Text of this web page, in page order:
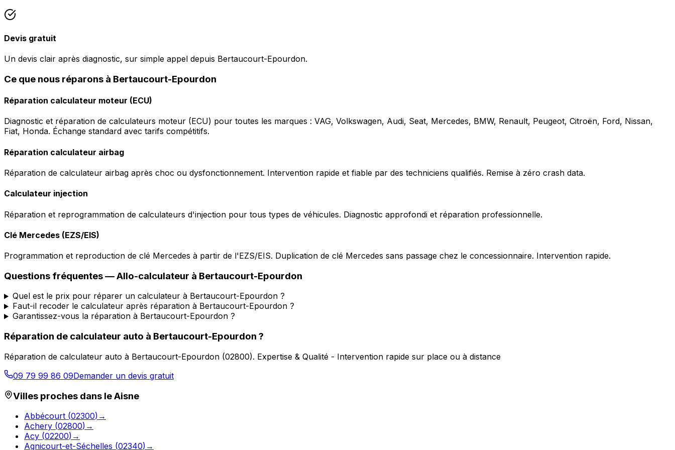
Devis gratuit
Un devis clair après diagnostic, sur simple appel depuis Bertaucourt-Epourdon.
Ce que nous réparons à Bertaucourt-Epourdon
Réparation calculateur moteur (ECU)
Diagnostic et réparation de calculateurs moteur (ECU) pour toutes les marques : VAG, Volkswagen, Audi, Seat, Mercedes, BMW, Renault, Peugeot, Citroën, Ford, Nissan,
Fiat, Honda. Échange standard avec tarifs compétitifs.
Réparation calculateur airbag
Réparation de calculateur airbag après choc ou dysfonctionnement. Intervention rapide et fiable par des techniciens qualifiés. Remise à zéro crash data.
Calculateur injection
Réparation et reprogrammation de calculateurs d'injection pour tous types de véhicules. Diagnostic approfondi et réparation professionnelle.
Clé Mercedes (EZS/EIS)
Programmation et reproduction de clé Mercedes à partir de l'EZS/EIS. Duplication de clé Mercedes sans passage chez le concessionnaire. Intervention rapide.
Questions fréquentes —Allo-calculateur à Bertaucourt-Epourdon
Quel est le prix pour réparer un calculateur à Bertaucourt-Epourdon ?
Faut-il recoder le calculateur après réparation à Bertaucourt-Epourdon ?
Garantissez-vous la réparation à Bertaucourt-Epourdon ?
Réparation de calculateur auto à Bertaucourt-Epourdon ?
Réparation de calculateur auto à Bertaucourt-Epourdon (02800). Expertise & Qualité - Intervention rapide sur place ou à distance
09 79 99 86 09Demander un devis gratuit
Villes proches dans leAisne
Abbécourt (02300) →
Achery (02800) →
Acy (02200) →
Agnicourt-et-Séchelles (02340) →